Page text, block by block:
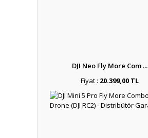
DJI Neo Fly More Com ...
Fiyat : 20.399,00 TL